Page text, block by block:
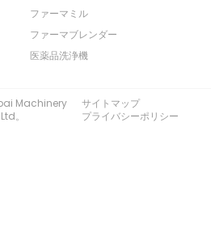
ファーマミル
ファーマブレンダー
医薬品洗浄機
Machinery
。
サイトマップ
プライバシーポリシー